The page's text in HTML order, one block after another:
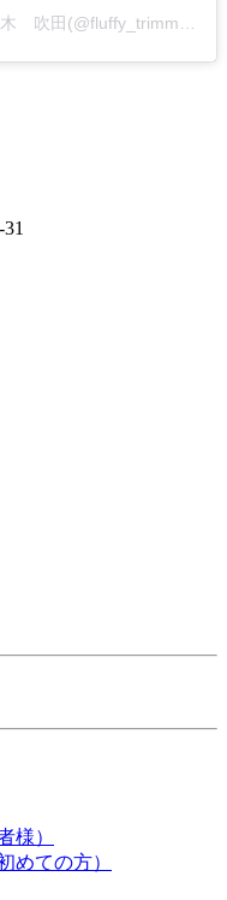
北摂トリミングサロン fluffy/箕面 茨木 吹田(@fluffy_trimming)がシェアした投稿
様）
めての方）